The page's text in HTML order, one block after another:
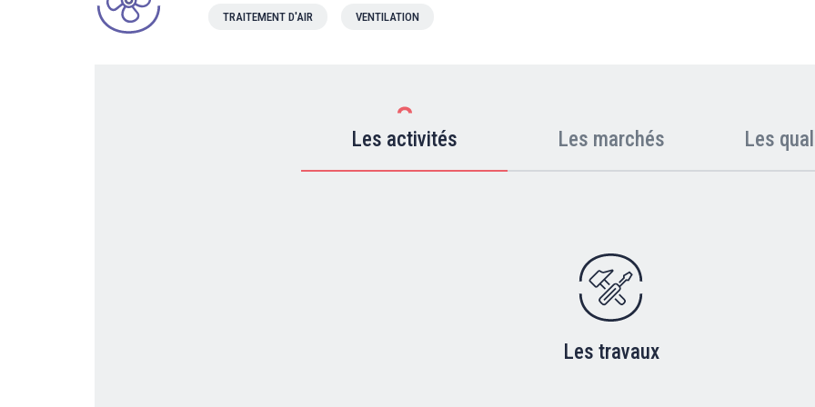
TRAITEMENT D'AIR VENTILATION
Les activités Les marchés Les
Les travaux